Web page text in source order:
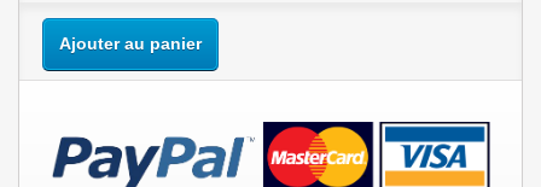
Ajouter au panier